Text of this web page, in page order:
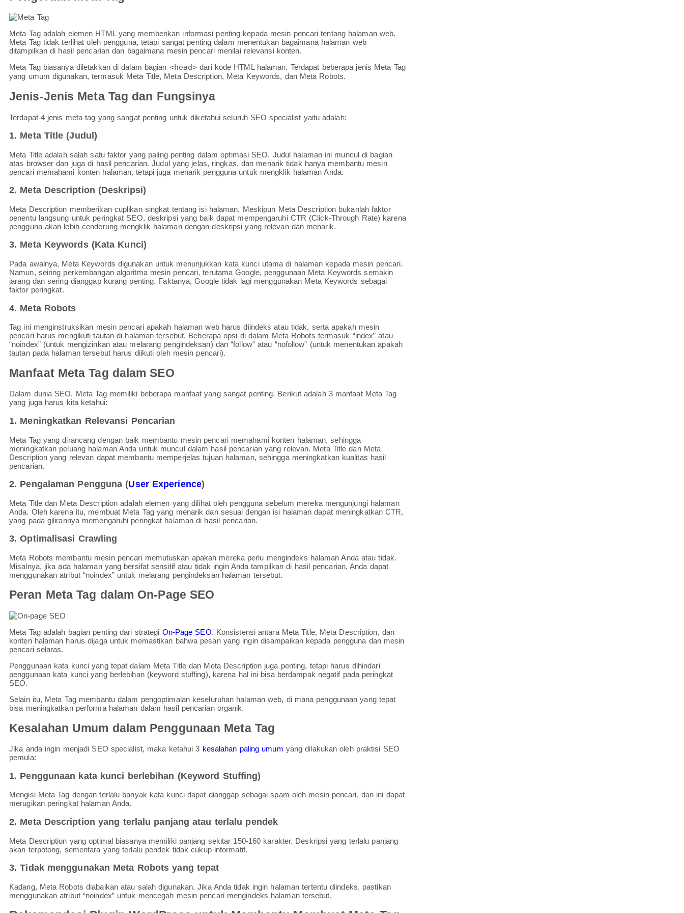
Meta Tag adalah elemen HTML yang memberikan informasi penting kepada mesin pencari tentang halaman web.
Meta Tag tidak terlihat oleh pengguna, tetapi sangat penting dalam menentukan bagaimana halaman web
ditampilkan di hasil pencarian dan bagaimana mesin pencari menilai relevansi konten.
Meta Tag biasanya diletakkan di dalam bagian <head> dari kode HTML halaman. Terdapat beberapa jenis Meta Tag
yang umum digunakan, termasuk Meta Title, Meta Description, Meta Keywords, dan Meta Robots.
Jenis-Jenis Meta Tag dan Fungsinya
Terdapat 4 jenis meta tag yang sangat penting untuk diketahui seluruh SEO specialist yaitu adalah:
1. Meta Title (Judul)
Meta Title adalah salah satu faktor yang paling penting dalam optimasi SEO. Judul halaman ini muncul di bagian
atas browser dan juga di hasil pencarian. Judul yang jelas, ringkas, dan menarik tidak hanya membantu mesin
pencari memahami konten halaman, tetapi juga menarik pengguna untuk mengklik halaman Anda.
2. Meta Description (Deskripsi)
Meta Description memberikan cuplikan singkat tentang isi halaman. Meskipun Meta Description bukanlah faktor
penentu langsung untuk peringkat SEO, deskripsi yang baik dapat mempengaruhi CTR (Click-Through Rate) karena
pengguna akan lebih cenderung mengklik halaman dengan deskripsi yang relevan dan menarik.
3. Meta Keywords (Kata Kunci)
Pada awalnya, Meta Keywords digunakan untuk menunjukkan kata kunci utama di halaman kepada mesin pencari.
Namun, seiring perkembangan algoritma mesin pencari, terutama Google, penggunaan Meta Keywords semakin
jarang dan sering dianggap kurang penting. Faktanya, Google tidak lagi menggunakan Meta Keywords sebagai
faktor peringkat.
4. Meta Robots
Tag ini menginstruksikan mesin pencari apakah halaman web harus diindeks atau tidak, serta apakah mesin
pencari harus mengikuti tautan di halaman tersebut. Beberapa opsi di dalam Meta Robots termasuk “index” atau
“noindex” (untuk mengizinkan atau melarang pengindeksan) dan “follow” atau “nofollow” (untuk menentukan apakah
tautan pada halaman tersebut harus diikuti oleh mesin pencari).
Manfaat Meta Tag dalam SEO
Dalam dunia SEO, Meta Tag memiliki beberapa manfaat yang sangat penting. Berikut adalah 3 manfaat Meta Tag
yang juga harus kita ketahui:
1. Meningkatkan Relevansi Pencarian
Meta Tag yang dirancang dengan baik membantu mesin pencari memahami konten halaman, sehingga
meningkatkan peluang halaman Anda untuk muncul dalam hasil pencarian yang relevan. Meta Title dan Meta
Description yang relevan dapat membantu memperjelas tujuan halaman, sehingga meningkatkan kualitas hasil
pencarian.
2. Pengalaman Pengguna (User Experience)
Meta Title dan Meta Description adalah elemen yang dilihat oleh pengguna sebelum mereka mengunjungi halaman
Anda. Oleh karena itu, membuat Meta Tag yang menarik dan sesuai dengan isi halaman dapat meningkatkan CTR,
yang pada gilirannya memengaruhi peringkat halaman di hasil pencarian.
3. Optimalisasi Crawling
Meta Robots membantu mesin pencari memutuskan apakah mereka perlu mengindeks halaman Anda atau tidak.
Misalnya, jika ada halaman yang bersifat sensitif atau tidak ingin Anda tampilkan di hasil pencarian, Anda dapat
menggunakan atribut “noindex” untuk melarang pengindeksan halaman tersebut.
Peran Meta Tag dalam On-Page SEO
Meta Tag adalah bagian penting dari strategi On-Page SEO. Konsistensi antara Meta Title, Meta Description, dan
konten halaman harus dijaga untuk memastikan bahwa pesan yang ingin disampaikan kepada pengguna dan mesin
pencari selaras.
Penggunaan kata kunci yang tepat dalam Meta Title dan Meta Description juga penting, tetapi harus dihindari
penggunaan kata kunci yang berlebihan (keyword stuffing), karena hal ini bisa berdampak negatif pada peringkat
SEO.
Selain itu, Meta Tag membantu dalam pengoptimalan keseluruhan halaman web, di mana penggunaan yang tepat
bisa meningkatkan performa halaman dalam hasil pencarian organik.
Kesalahan Umum dalam Penggunaan Meta Tag
Jika anda ingin menjadi SEO specialist, maka ketahui 3 kesalahan paling umum yang dilakukan oleh praktisi SEO
pemula:
1. Penggunaan kata kunci berlebihan (Keyword Stuffing)
Mengisi Meta Tag dengan terlalu banyak kata kunci dapat dianggap sebagai spam oleh mesin pencari, dan ini dapat
merugikan peringkat halaman Anda.
2. Meta Description yang terlalu panjang atau terlalu pendek
Meta Description yang optimal biasanya memiliki panjang sekitar 150-160 karakter. Deskripsi yang terlalu panjang
akan terpotong, sementara yang terlalu pendek tidak cukup informatif.
3. Tidak menggunakan Meta Robots yang tepat
Kadang, Meta Robots diabaikan atau salah digunakan. Jika Anda tidak ingin halaman tertentu diindeks, pastikan
menggunakan atribut “noindex” untuk mencegah mesin pencari mengindeks halaman tersebut.